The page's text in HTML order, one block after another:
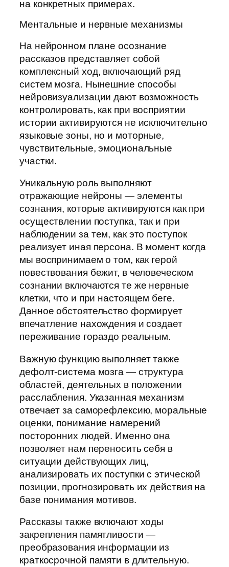
на конкретных примерах.
Ментальные и нервные механизмы
На нейронном плане осознание
рассказов представляет собой
комплексный ход, включающий ряд
систем мозга. Нынешние способы
нейровизуализации дают возможность
контролировать, как при восприятии
истории активируются не исключительно
языковые зоны, но и моторные,
чувствительные, эмоциональные
участки.
Уникальную роль выполняют
отражающие нейроны — элементы
сознания, которые активируются как при
осуществлении поступка, так и при
наблюдении за тем, как это поступок
реализует иная персона. В момент когда
мы воспринимаем о том, как герой
повествования бежит, в человеческом
сознании включаются те же нервные
клетки, что и при настоящем беге.
Данное обстоятельство формирует
впечатление нахождения и создает
переживание гораздо реальным.
Важную функцию выполняет также
дефолт-система мозга — структура
областей, деятельных в положении
расслабления. Указанная механизм
отвечает за саморефлексию, моральные
оценки, понимание намерений
посторонних людей. Именно она
позволяет нам переносить себя в
ситуации действующих лиц,
анализировать их поступки с этической
позиции, прогнозировать их действия на
базе понимания мотивов.
Рассказы также включают ходы
закрепления памятливости —
преобразования информации из
краткосрочной памяти в длительную.